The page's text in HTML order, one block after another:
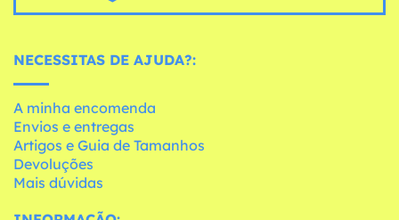
NECESSITAS DE AJUDA?:
A minha encomenda
Envios e entregas
Artigos e Guia de Tamanhos
Devoluções
Mais dúvidas